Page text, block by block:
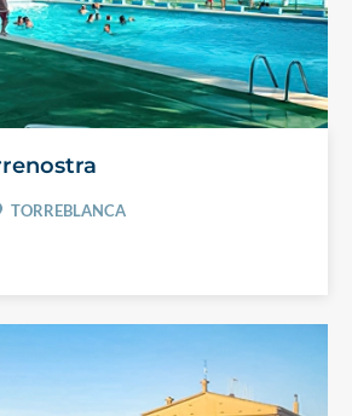
TORREBLANCA